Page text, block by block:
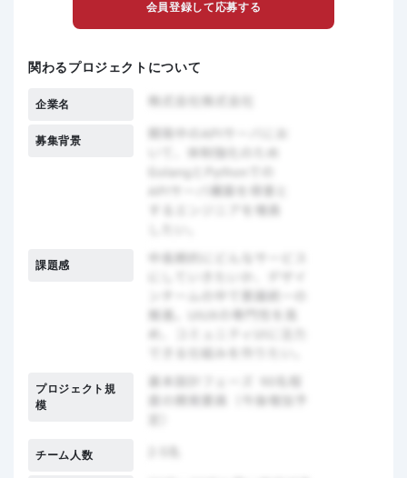
会員登録して応募する
関わるプロジェクトについて
企業名
募集背景
課題感
プロジェクト規
模
チーム人数